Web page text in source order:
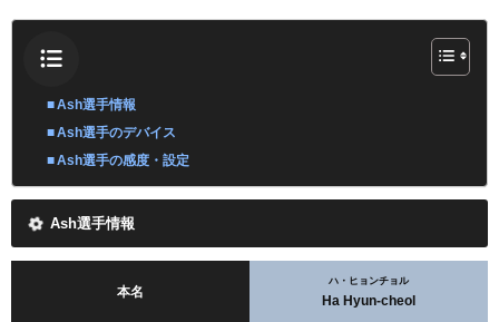
Ash選手情報
Ash選手のデバイス
Ash選手の感度・設定
Ash選手情報
本名
ハ・ヒョンチョル
Ha Hyun-cheol